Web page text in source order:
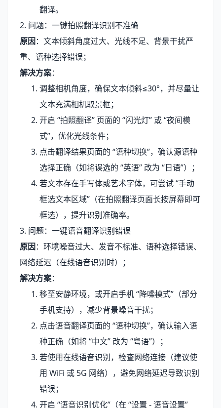
翻译。
2. 问题：一键拍照翻译识别不准确
原因：文本倾斜角度过大、光线不足、背景干扰严
重、语种选择错误；
解决方案：
调整相机角度，确保文本倾斜≤30°，并尽量让
文本充满相机取景框；
开启 “拍照翻译” 页面的 “闪光灯” 或 “夜间模
式”，优化光线条件；
点击翻译结果页面的 “语种切换”，确认源语种
选择正确（如将误选的 “英语” 改为 “日语”）；
若文本存在手写体或艺术字体，可尝试 “手动
框选文本区域”（在拍照翻译页面长按屏幕即可
框选），提升识别准确率。
3. 问题：一键语音翻译识别错误
原因：环境噪音过大、发音不标准、语种选择错误、
网络延迟（在线语音识别时）；
解决方案：
移至安静环境，或开启手机 “降噪模式”（部分
手机支持），减少背景噪音干扰；
点击语音翻译页面的 “语种切换”，确认输入语
种正确（如将 “中文” 改为 “粤语”）；
若使用在线语音识别，检查网络连接（建议使
用 WiFi 或 5G 网络），避免网络延迟导致识别
错误；
开启 “语音识别优化”（在 “设置 - 语音设置”